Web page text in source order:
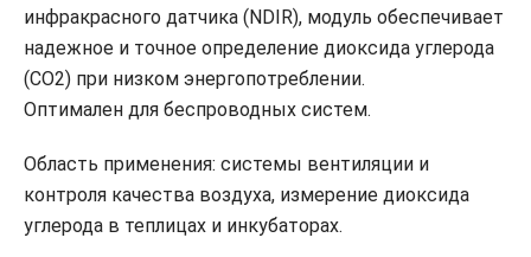
инфракрасного датчика (NDIR), модуль обеспечивает
надежное и точное определение диоксида углерода
(CO2) при низком энергопотреблении.
Оптимален для беспроводных систем.
Область применения: системы вентиляции и
контроля качества воздуха, измерение диоксида
углерода в теплицах и инкубаторах.